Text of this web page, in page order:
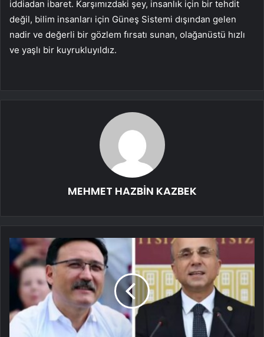
iddiadan ibaret. Karşımızdaki şey, insanlık için bir tehdit
değil, bilim insanları için Güneş Sistemi dışından gelen
nadir ve değerli bir gözlem fırsatı sunan, olağanüstü hızlı
ve yaşlı bir kuyrukluyıldız.
MEHMET HAZBİN KAZBEK